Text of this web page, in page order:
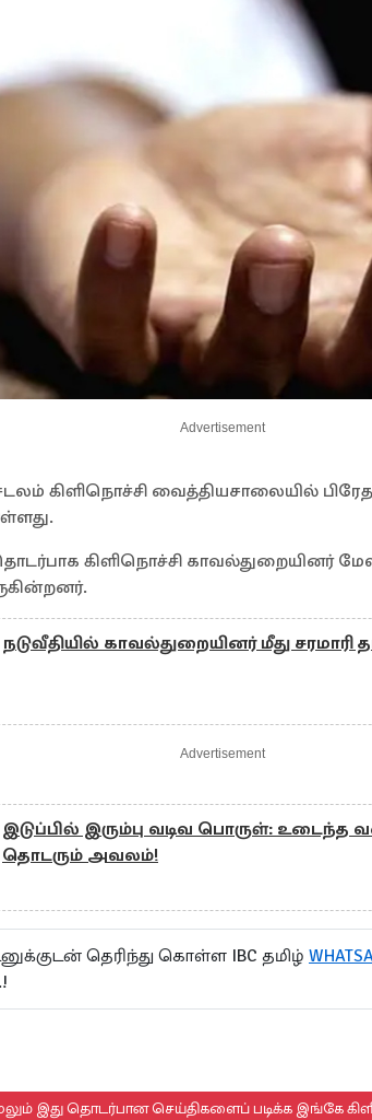
Advertisement
கிளிநொச்சி வைத்தியசாலையில்
கிளிநொச்சி காவல்துறையினர்
நடுவீதியில் காவல்துறையினர் மீது சரமாரி
Advertisement
இடுப்பில் இரும்பு வடிவ பொருள்: உடைந்த
தொடரும் அவலம்!
தெரிந்து கொள்ள IBC தமிழ்
இது தொடர்பான செய்திகளைப் படிக்க இங்கே